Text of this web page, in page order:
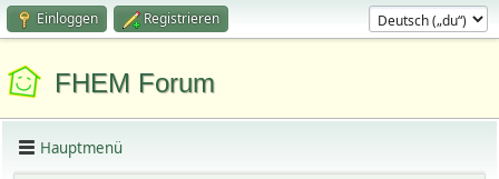
Einloggen Registrieren
FHEM Forum
Hauptmenü